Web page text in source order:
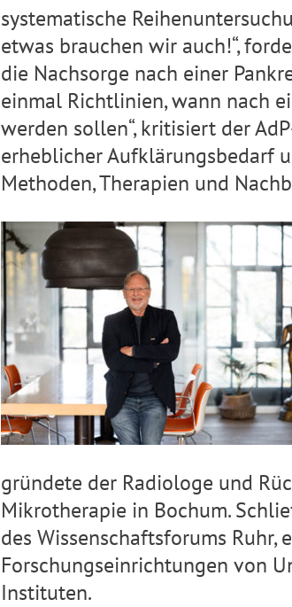
systematische
etwas brauchen wir auch!“,
die Nachsorge nach einer
einmal Richtlinien, wann nach
werden sollen“, kritisiert der
erheblicher Aufklärungsbedarf
Methoden, Therapien und
gründete der Radiologe und
Mikrotherapie in Bochum.
des Wissenschaftsforums Ruhr,
Forschungseinrichtungen von
Instituten.